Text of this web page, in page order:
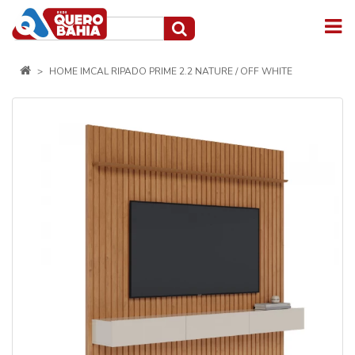
HOME IMCAL RIPADO PRIME 2.2 NATURE / OFF WHITE